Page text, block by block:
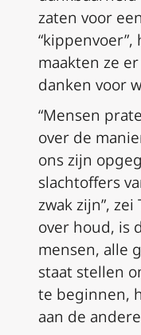
zaten voor
maakten ze
danken voor
“Mensen
over de
ons zijn
slachtoffers
zwak zijn”, zei
over houd, is
mensen, alle
staat stellen
te beginnen,
aan de